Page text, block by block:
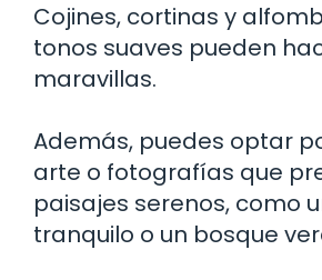
Cojines, cortinas y
tonos suaves pueden
maravillas.
Además, puedes optar
arte o fotografías que
paisajes serenos, como
tranquilo o un bosque